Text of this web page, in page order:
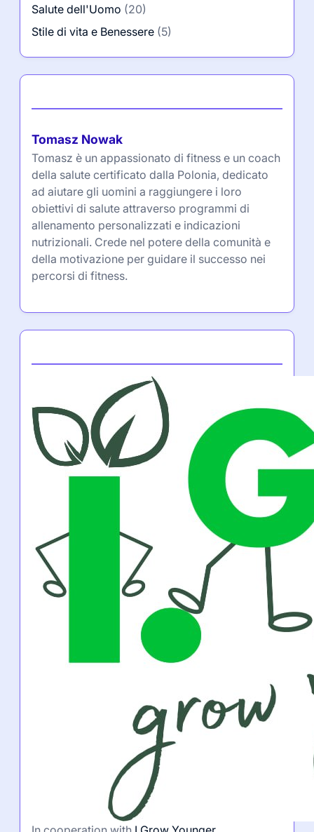
Salute dell'Uomo (20)
Stile di vita e Benessere (5)
Tomasz Nowak
Tomasz è un appassionato di fitness e un coach
della salute certificato dalla Polonia, dedicato
ad aiutare gli uomini a raggiungere i loro
obiettivi di salute attraverso programmi di
allenamento personalizzati e indicazioni
nutrizionali. Crede nel potere della comunità e
della motivazione per guidare il successo nei
percorsi di fitness.